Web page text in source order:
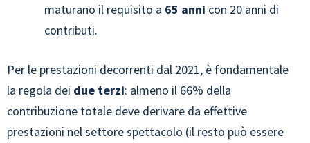
maturano il requisito a 65 anni con 20 anni di
contributi.
Per le prestazioni decorrenti dal 2021, è fondamentale
la regola dei due terzi: almeno il 66% della
contribuzione totale deve derivare da effettive
prestazioni nel settore spettacolo (il resto può essere